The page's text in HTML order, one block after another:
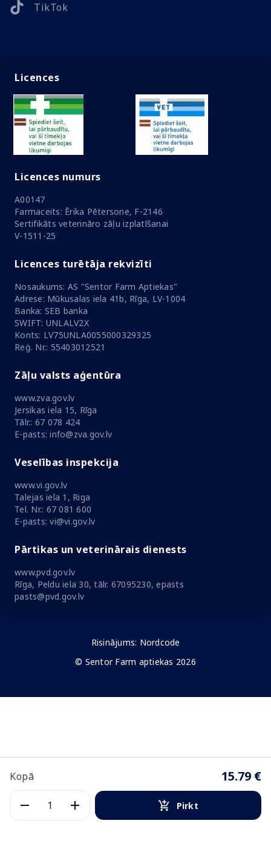
Kopā 15.79 €
Pirkt
TikTok
Licences
Licences numurs
A00147
Farmaceits: Ērika Pētersone, F-2146
Sertifikāts veterināro zāļu izplatīšanai
V-1511-25
Licences turētāja rekvizīti
Nosaukums: AS "Sentor Farm Aptiekas"
Adrese: Mūkusalas iela 41b, Rīga, LV-1004
Banka: SEB banka
SWIFT: UNLALV2X
Konts: LV75UNLA0055000329325
Reģ. Nr.: 55403012521
Zāļu valsts aģentūra
www.zva.gov.lv
Jersikas iela 15, Rīga
Tālr.: 67 078 424
E-pasts: info@zva.gov.lv
Veselības inspekcija
www.vi.gov.lv
Talejas iela 1, Riga
Tel. Nr.: 67 081 600
E-pasts: vi@vi.gov.lv
Pārtikas un veterinārais dienests
www.pvd.gov.lv
Rīga, Peldu iela 30, tālr. 67095230, epasts
pasts@pvd.gov.lv
Risinājums: Nordcode
© Sentor Farm aptiekas 2026